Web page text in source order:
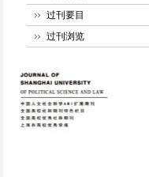
过刊要目
过刊浏览